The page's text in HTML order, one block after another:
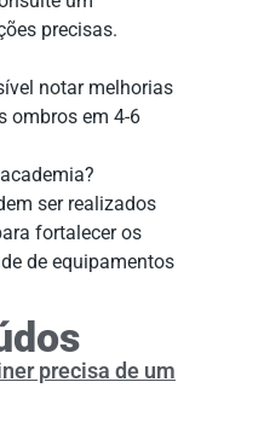
precisas.
notar melhorias
ombros em 4-6
ser realizados
fortalecer os
de equipamentos
precisa de um